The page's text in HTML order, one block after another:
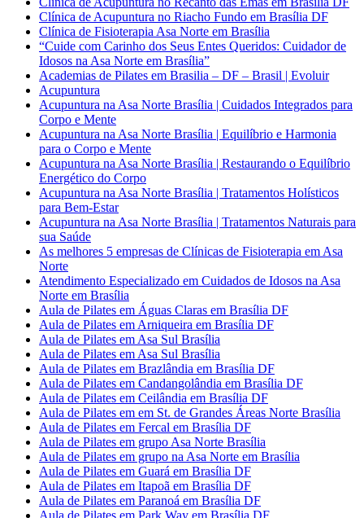
Clínica de Acupuntura no Riacho Fundo em Brasília DF
Clínica de Fisioterapia Asa Norte em Brasília
“Cuide com Carinho dos Seus Entes Queridos: Cuidador de
Idosos na Asa Norte em Brasília”
Academias de Pilates em Brasilia – DF – Brasil | Evoluir
Acupuntura
Acupuntura na Asa Norte Brasília | Cuidados Integrados para
Corpo e Mente
Acupuntura na Asa Norte Brasília | Equilíbrio e Harmonia
para o Corpo e Mente
Acupuntura na Asa Norte Brasília | Restaurando o Equilíbrio
Energético do Corpo
Acupuntura na Asa Norte Brasília | Tratamentos Holísticos
para Bem-Estar
Acupuntura na Asa Norte Brasília | Tratamentos Naturais para
sua Saúde
As melhores 5 empresas de Clínicas de Fisioterapia em Asa
Norte
Atendimento Especializado em Cuidados de Idosos na Asa
Norte em Brasília
Aula de Pilates em Águas Claras em Brasília DF
Aula de Pilates em Arniqueira em Brasília DF
Aula de Pilates em Asa Sul Brasília
Aula de Pilates em Asa Sul Brasília
Aula de Pilates em Brazlândia em Brasília DF
Aula de Pilates em Candangolândia em Brasília DF
Aula de Pilates em Ceilândia em Brasília DF
Aula de Pilates em em St. de Grandes Áreas Norte Brasília
Aula de Pilates em Fercal em Brasília DF
Aula de Pilates em grupo Asa Norte Brasília
Aula de Pilates em grupo na Asa Norte em Brasília
Aula de Pilates em Guará em Brasília DF
Aula de Pilates em Itapoã em Brasília DF
Aula de Pilates em Paranoá em Brasília DF
Aula de Pilates em Park Way em Brasília DF